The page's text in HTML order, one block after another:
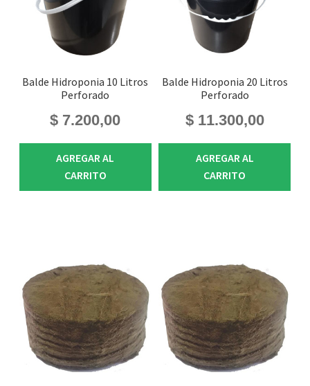
Balde Hidroponia 10 Litros
Perforado
$ 7.200,00
AGREGAR AL
CARRITO
Balde Hidroponia 20 Litros
Perforado
$11.300,00
AGREGAR AL
CARRITO